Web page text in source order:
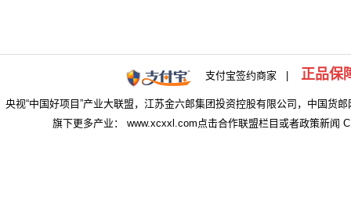
支付宝签约商家 | 正品保
央视“中国好项目”产业大联盟，江苏金六郎集团投资控股有限公司，中国货
旗下更多产业： www.xcxxl.com点击合作联盟栏目或者政策新闻